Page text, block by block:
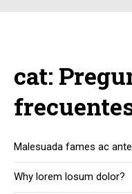
cat:
Malesuada fames ac
Why lorem losum dolor?